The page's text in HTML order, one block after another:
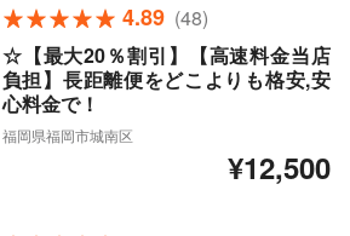
4.89 (48)
☆【最大20％割引】【高速料金当店
負担】長距離便をどこよりも格安,安
心料金で！
福岡県福岡市城南区
¥12,500